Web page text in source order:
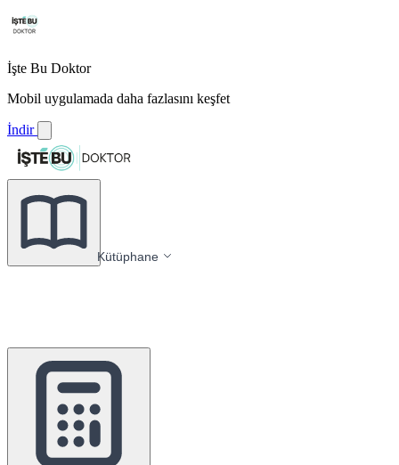
İşte Bu Doktor
Mobil uygulamada daha fazlasını keşfet
İndir
Kütüphane